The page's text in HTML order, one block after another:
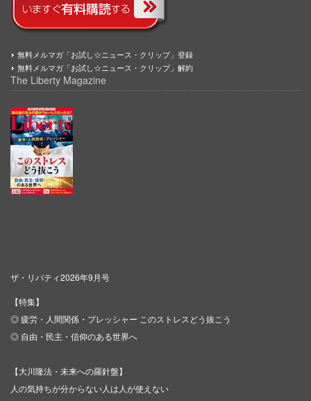
無料メルマガ「お試し☆ニュース・クリップ」登録
無料メルマガ「お試し☆ニュース・クリップ」解約
The Liberty Magazine
ザ・リバティ2026年9月号
【特集】
◎ 疲労・人間関係・プレッシャー このストレスどう抜こう
◎ 自由・民主・信仰のある世界へ
【大川隆法・未来への羅針盤】
人の気持ちが分からない人は人が使えない